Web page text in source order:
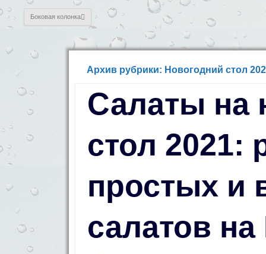
Боковая колонка
Архив рубрики: Новогодний стол
Салаты на
стол 2021:
простых и
салатов